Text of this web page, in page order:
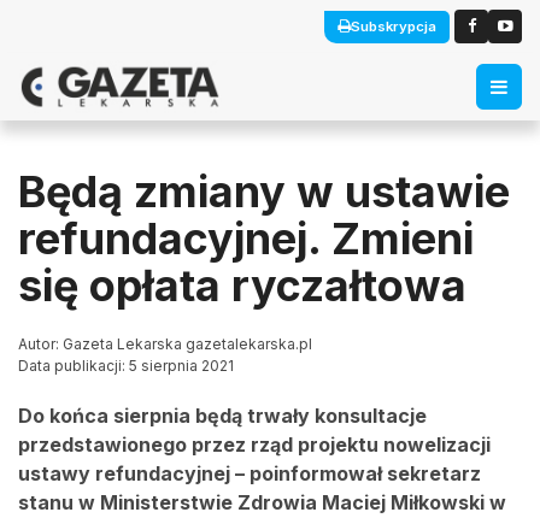
Subskrypcja
Będą zmiany w ustawie
refundacyjnej. Zmieni
się opłata ryczałtowa
Autor: Gazeta Lekarska gazetalekarska.pl
Data publikacji: 5 sierpnia 2021
Do końca sierpnia będą trwały konsultacje
przedstawionego przez rząd projektu nowelizacji
ustawy refundacyjnej – poinformował sekretarz
stanu w Ministerstwie Zdrowia Maciej Miłkowski w